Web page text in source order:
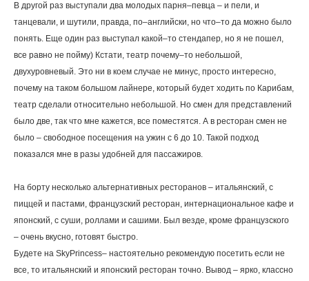
В другой раз выступали два молодых парня–певца – и пели, и
танцевали, и шутили, правда, по–английски, но что–то да можно было
понять. Еще один раз выступал какой–то стендапер, но я не пошел,
все равно не пойму) Кстати, театр почему–то небольшой,
двухуровневый. Это ни в коем случае не минус, просто интересно,
почему на таком большом лайнере, который будет ходить по Карибам,
театр сделали относительно небольшой. Но смен для представлений
было две, так что мне кажется, все поместятся. А в ресторан смен не
было – свободное посещения на ужин с 6 до 10. Такой подход
показался мне в разы удобней для пассажиров.
На борту несколько альтернативных ресторанов – итальянский, с
пиццей и пастами, французский ресторан, интернациональное кафе и
японский, с суши, роллами и сашими. Был везде, кроме французского
– очень вкусно, готовят быстро.
Будете на SkyPrincess– настоятельно рекомендую посетить если не
все, то итальянский и японский ресторан точно. Вывод – ярко, классно